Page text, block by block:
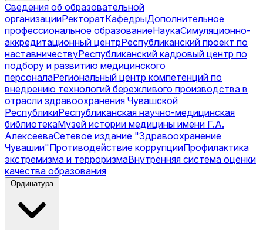
Сведения об образовательной
организацииРекторатКафедрыДополнительное
профессиональное образованиеНаукаСимуляционно-
аккредитационный центрРеспубликанский проект по
наставничествуРеспубликанский кадровый центр по
подбору и развитию медицинского
персоналаРегиональный центр компетенций по
внедрению технологий бережливого производства в
отрасли здравоохранения Чувашской
РеспубликиРеспубликанская научно-медицинская
библиотекаМузей истории медицины имени Г.А.
АлексееваСетевое издание "Здравоохранение
Чувашии"Противодействие коррупцииПрофилактика
экстремизма и терроризмаВнутренняя система оценки
качества образования
Ординатура